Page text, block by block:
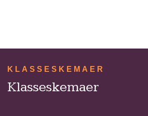
OM SKOLEN
KLASSESKEMAER
Klasseskemaer